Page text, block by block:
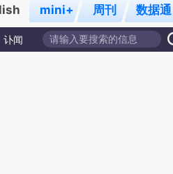
mini+ 周刊 数据通
讣闻